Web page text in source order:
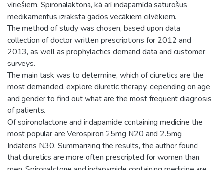
vīriešiem. Spironalaktona, kā arī indapamīda saturošus
medikamentus izraksta gados vecākiem cilvēkiem.
The method of study was chosen, based upon data
collection of doctor written prescriptions for 2012 and
2013, as well as prophylactics demand data and customer
surveys.
The main task was to determine, which of diuretics are the
most demanded, explore diuretic therapy, depending on age
and gender to find out what are the most frequent diagnosis
of patients.
Of spironolactone and indapamide containing medicine the
most popular are Verospiron 25mg N20 and 2.5mg
Indatens N30. Summarizing the results, the author found
that diuretics are more often prescripted for women than